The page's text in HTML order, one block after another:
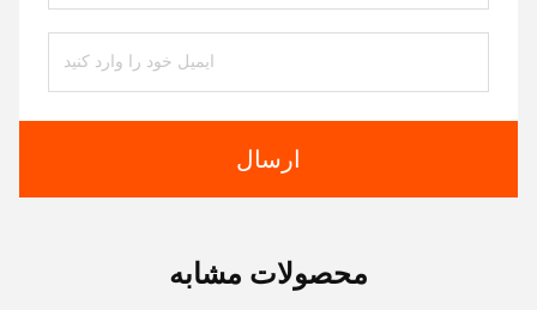
ارسال
محصولات مشابه